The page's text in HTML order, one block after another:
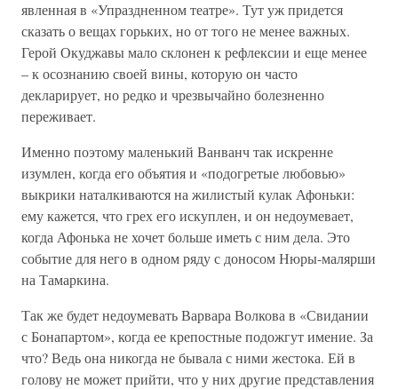
явленная в «Упраздненном театре». Тут уж придется
сказать о вещах горьких, но от того не менее важных.
Герой Окуджавы мало склонен к рефлексии и еще менее
– к осознанию своей вины, которую он часто
декларирует, но редко и чрезвычайно болезненно
переживает.
Именно поэтому маленький Ванванч так искренне
изумлен, когда его объятия и «подогретые любовью»
выкрики наталкиваются на жилистый кулак Афоньки:
ему кажется, что грех его искуплен, и он недоумевает,
когда Афонька не хочет больше иметь с ним дела. Это
событие для него в одном ряду с доносом Нюры-малярши
на Тамаркина.
Так же будет недоумевать Варвара Волкова в «Свидании
с Бонапартом», когда ее крепостные подожгут имение. За
что? Ведь она никогда не бывала с ними жестока. Ей в
голову не может прийти, что у них другие представления